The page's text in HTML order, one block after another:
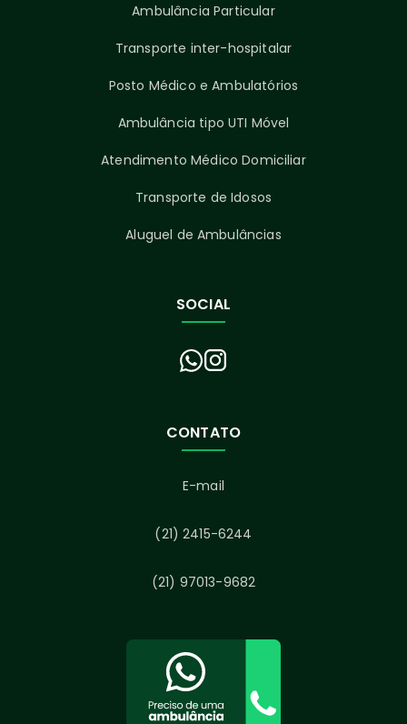
Ambulância Particular
Transporte inter-hospitalar
Posto Médico e Ambulatórios
Ambulância tipo UTI Móvel
Atendimento Médico Domiciliar
Transporte de Idosos
Aluguel de Ambulâncias
SOCIAL
CONTATO
E-mail
(21) 2415-6244
(21) 97013-9682